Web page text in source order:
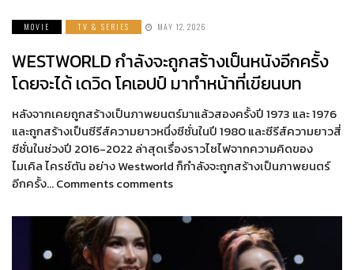
MOVIE TV & SERIES MAY 12, 2026
WESTWORLD กำลังจะถูกสร้างเป็นหนังอีกครั้ง
โดยจะได้ เดวิด โคเอปป์ มาทำหน้าที่เขียนบท
หลังจากเคยถูกสร้างเป็นภาพยนตร์มาแล้วสองครั้งปี 1973 และ 1976
และถูกสร้างเป็นซีรีส์ความยาวหนึ่งซีซั่นในปี 1980 และซีรีส์ความยาวสี่
ซีซั่นในช่วงปี 2016-2022 ล่าสุดเรื่องราวไซไฟจากความคิดของ
ไมเคิล ไครช์ตัน อย่าง Westworld ก็กำลังจะถูกสร้างเป็นภาพยนตร์
อีกครั้ง… Comments comments